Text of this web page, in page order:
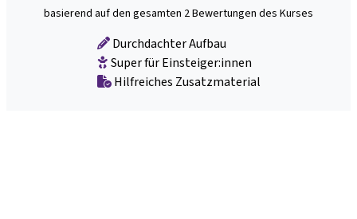
basierend auf den gesamten 2 Bewertungen des Kurses
Durchdachter Aufbau
Super für Einsteiger:innen
Hilfreiches Zusatzmaterial